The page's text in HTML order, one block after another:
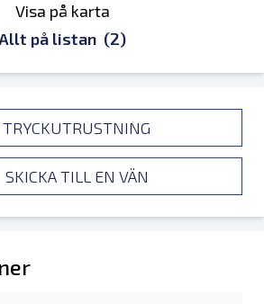
Visa på karta
Allt på listan (2)
TRYCKUTRUSTNING
SKICKA TILL EN VÄN